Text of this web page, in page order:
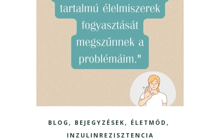
BLOG , BEJEGYZÉSEK, ÉLETMÓD ,
INZULINREZISZTENCIA